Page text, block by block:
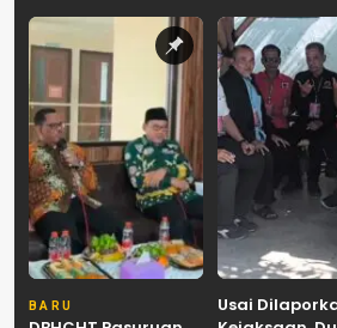
BARU
Usai